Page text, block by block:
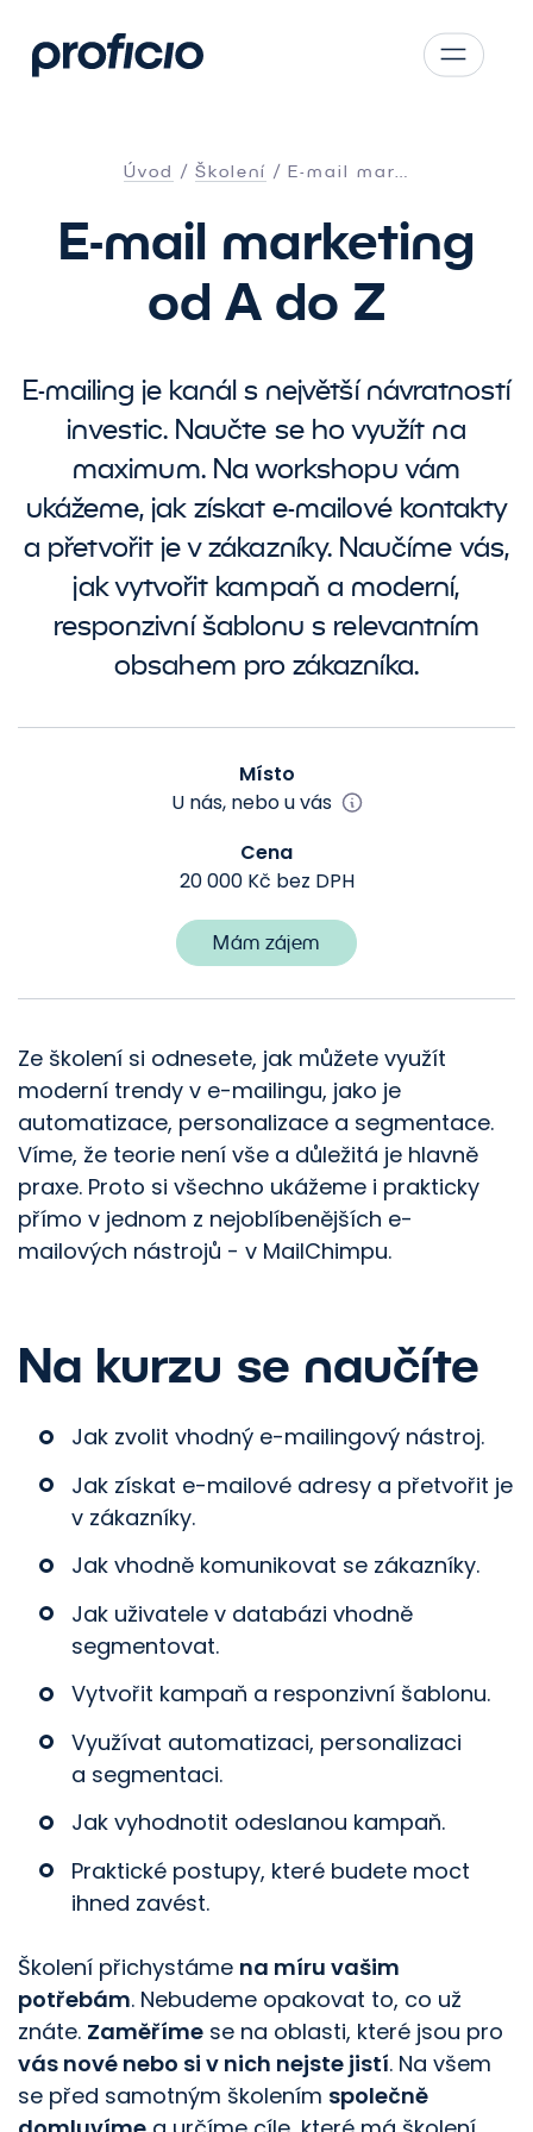
AT
PL
Úvod Školení E-mail mar…
E-mail marketing
od A do Z
E-mailing je kanál s největší návratností
investic. Naučte se ho využít na
maximum. Na workshopu vám
ukážeme, jak získat e-mailové kontakty
a přetvořit je v zákazníky. Naučíme vás,
jak vytvořit kampaň a moderní,
responzivní šablonu s relevantním
obsahem pro zákazníka.
Místo
U nás, nebo u vás
Cena
20 000 Kč bez DPH
Mám zájem
Ze školení si odnesete, jak můžete využít
moderní trendy v e-mailingu, jako je
automatizace, personalizace a segmentace.
Víme, že teorie není vše a důležitá je hlavně
praxe. Proto si všechno ukážeme i prakticky
přímo v jednom z nejoblíbenějších e-
mailových nástrojů - v MailChimpu.
Na kurzu se naučíte
Jak zvolit vhodný e-mailingový nástroj.
Jak získat e-mailové adresy a přetvořit je
v zákazníky.
Jak vhodně komunikovat se zákazníky.
Jak uživatele v databázi vhodně
segmentovat.
Vytvořit kampaň a responzivní šablonu.
Využívat automatizaci, personalizaci
a segmentaci.
Jak vyhodnotit odeslanou kampaň.
Praktické postupy, které budete moct
ihned zavést.
Školení přichystáme na míru vašim
potřebám. Nebudeme opakovat to, co už
znáte. Zaměříme se na oblasti, které jsou pro
vás nové nebo si v nich nejste jistí. Na všem
se před samotným školením společně